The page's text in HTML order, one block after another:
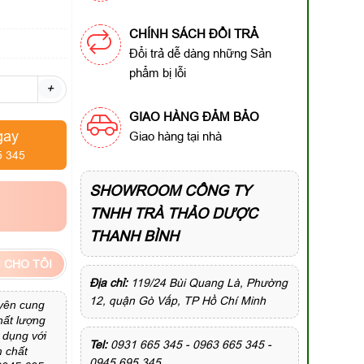
+
345
TÔI
cung
lượng
với
chất
CHÍNH SÁCH ĐỔI TRẢ
Đổi trả dễ dàng những Sản
phẩm bị lỗi
GIAO HÀNG ĐẢM BẢO
Giao hàng tại nhà
SHOWROOM CÔNG TY
TNHH TRÀ THẢO DƯỢC
THANH BÌNH
Địa chỉ: 119/24 Bùi Quang Là, Phường
12, quận Gò Vấp, TP Hồ Chí Minh
Tel:0931 665 345 - 0963 665 345 -